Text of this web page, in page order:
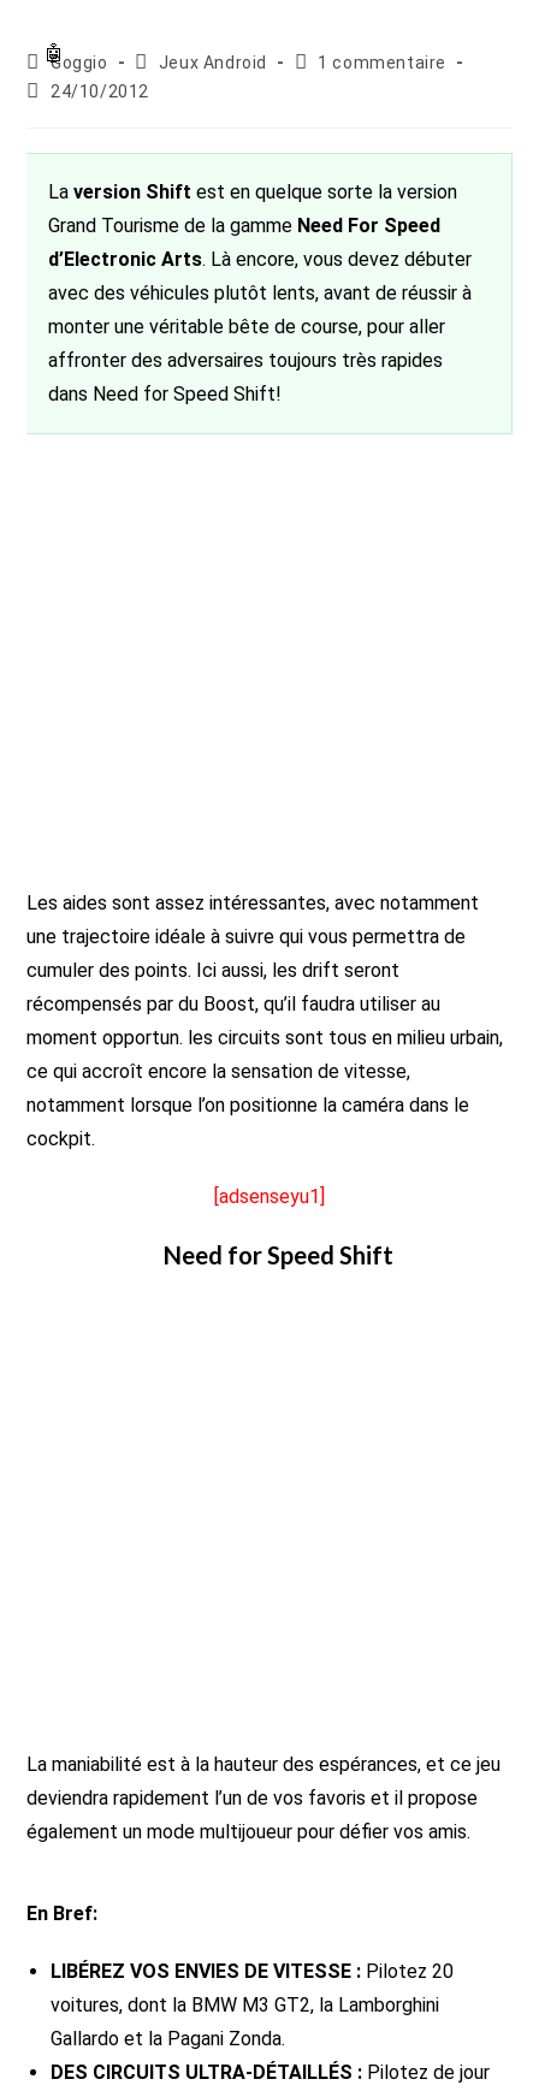
Auteur/autrice
de
Goggio
Post
category:
Jeux Android
Commentaires
1 commentaire
Publication
24/10/2012
Laversion Shift est en quelque sorte la version
Grand Tourisme de la gamme Need For Speed
d’Electronic Arts. Là encore, vous devez débuter
avec des véhicules plutôt lents, avant de réussir à
monter une véritable bête de course, pour aller
affronter des adversaires toujours très rapides
dans Need for Speed Shift!
Les aides sont assez intéressantes, avec notamment
une trajectoire idéale à suivre qui vous permettra de
cumuler des points. Ici aussi, les drift seront
récompensés par du Boost, qu’il faudra utiliser au
moment opportun. les circuits sont tous en milieu urbain,
ce qui accroît encore la sensation de vitesse,
notamment lorsque l’on positionne la caméra dans le
cockpit.
[adsenseyu1]
Need for Speed Shift
La maniabilité est à la hauteur des espérances, et ce jeu
deviendra rapidement l’un de vos favoris et il propose
également un mode multijoueur pour défier vos amis.
En Bref:
LIBÉREZ VOS ENVIES DE VITESSE : Pilotez 20
voitures, dont la BMW M3 GT2, la Lamborghini
Gallardo et la Pagani Zonda.
DES CIRCUITS ULTRA-DÉTAILLÉS : Pilotez de jour